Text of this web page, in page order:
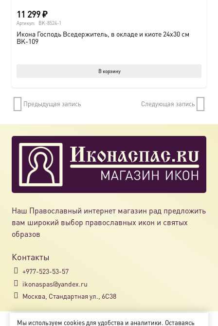
11 299₽
Артикул: BK-8524-1
Икона Господь Вседержитель, в окладе и киоте 24х30 см
BK-109
В корзину
Предыдущая запись Следующая запись
Наш Православный интернет магазин рад предложить
вам широкий выбор православных икон и святых
образов
Контакты
+977-523-53-57
ikonaspas@yandex.ru
Москва, Стандартная ул., 6С38
Мы используем cookies для удобства и аналитики. Оставаясь